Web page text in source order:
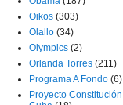
Oikos (303)
Olallo (34)
Olympics (2)
Orlanda Torres (211)
Programa A Fondo (6)
Proyecto Constitución